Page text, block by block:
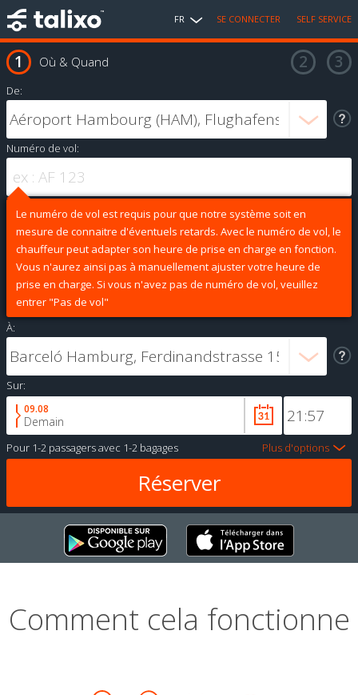
FR SE CONNECTER SELF SERVICE
Où & Quand
De:
Numéro de vol:
Le numéro de vol est requis pour que notre système soit en
mesure de connaitre d'éventuels retards. Avec le numéro de vol, le
chauffeur peut adapter son heure de prise en charge en fonction.
Vous n'aurez ainsi pas à manuellement ajuster votre heure de
prise en charge. Si vous n'avez pas de numéro de vol, veuillez
entrer "Pas de vol"
À:
Sur:
09.08
Demain
Pour 1-2 passagersavec 1-2 bagages Plus d'options
Comment cela fonctionne